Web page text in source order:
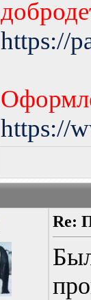
https://
https://
Re: